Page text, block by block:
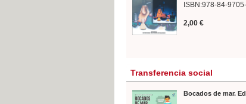
ISBN:978-84-
2,00 €
Transferencia social
Bocados de mar.